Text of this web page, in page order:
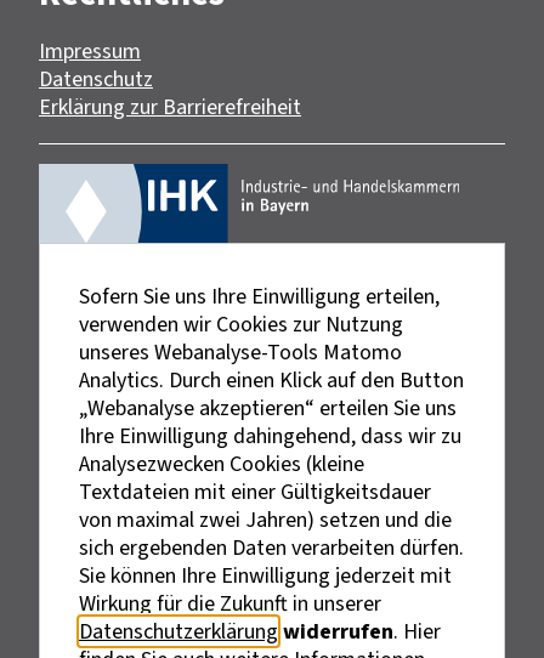
Impressum
Datenschutz
Erklärung zur Barrierefreiheit
Externe Links sind mit dem Symbol
gekennzeichnet.
Bei personenbezogenen Bezeichnungen wurde aus
Sofern Sie uns Ihre Einwilligung erteilen,
verwenden wir Cookies zur Nutzung
unseres Webanalyse-Tools Matomo
Analytics. Durch einen Klick auf den Button
„Webanalyse akzeptieren“ erteilen Sie uns
Ihre Einwilligung dahingehend, dass wir zu
Analysezwecken Cookies (kleine
Textdateien mit einer Gültigkeitsdauer
von maximal zwei Jahren) setzen und die
sich ergebenden Daten verarbeiten dürfen.
Sie können Ihre Einwilligung jederzeit mit
Wirkung für die Zukunft in unserer
Datenschutzerklärung widerrufen. Hier